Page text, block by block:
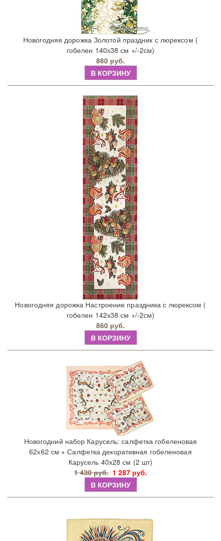
Новогодняя дорожка Золотой праздник с люрексом (
гобелен 140х38 см +/-2см)
860 руб.
В КОРЗИНУ
Новогодняя дорожка Настроение праздника с люрексом (
гобелен 142х38 см +/-2см)
860 руб.
В КОРЗИНУ
Новогодний набор Карусель: салфетка гобеленовая
62х62 см + Салфетка декоративная гобеленовая
Карусель 40х28 см (2 шт)
1 430 руб. 1 287 руб.
В КОРЗИНУ